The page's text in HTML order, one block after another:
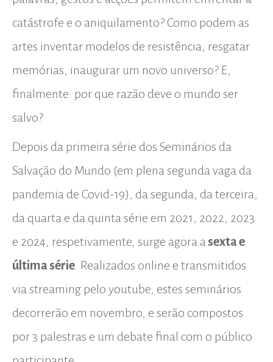
catástrofe e o aniquilamento? Como podem as
artes inventar modelos de resistência, resgatar
memórias, inaugurar um novo universo? E,
finalmente: por que razão deve o mundo ser
salvo?
Depois da primeira série dos Seminários da
Salvação do Mundo (em plena segunda vaga da
pandemia de Covid-19), da segunda, da terceira,
da quarta e da quinta série em 2021, 2022, 2023
e 2024, respetivamente, surge agora asexta e
última série. Realizados online e transmitidos
via streaming pelo youtube, estes seminários
decorrerão em novembro, e serão compostos
por 3 palestras e um debate final com o público